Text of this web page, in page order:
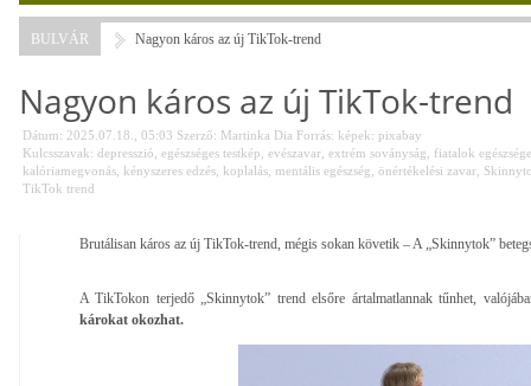
BULVÁR Nagyon káros az új TikTok-trend
Nagyon káros az új TikTok-trend
Dátum: 2025.07.18., 05:03 Szerző: Martinka Dia Forrás: képek: pixabay
Kulcsszavak: depresszió egészséges testkép evészavar extrém soványság
fiatalok egészsége
kalóriamegvonás kényszeres edzés koplalás mentális egészség önértékelési zavar
TikTok trend
Brutálisan káros az új TikTok-trend, mégis sokan követik – A „Skinnytok”
A TikTokon terjedő „Skinnytok” trend elsőre ártalmatlannak tűnhet,
károkat okozhat.